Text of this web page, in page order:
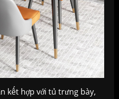
kết hợp với tủ trưng bày,